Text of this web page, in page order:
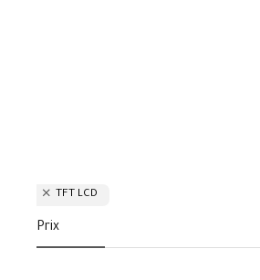
TFT LCD
Prix